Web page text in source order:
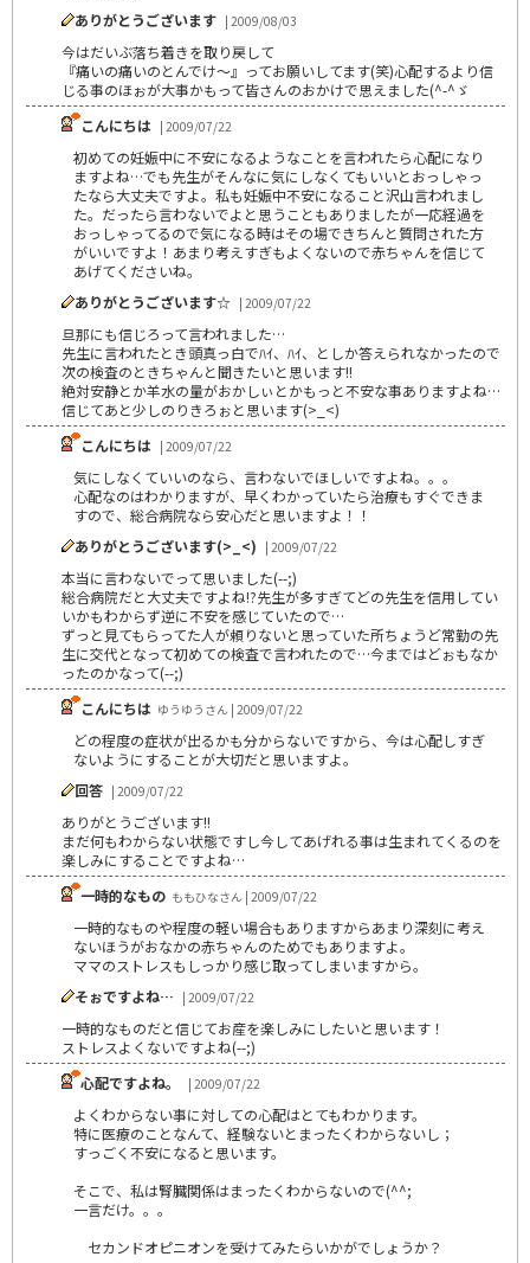
ありがとうございます | 2009/08/03
今はだいぶ落ち着きを取り戻して
『痛いの痛いのとんでけ～』ってお願いしてます(笑)心配するより信
じる事のほぉが大事かもって皆さんのおかけで思えました(^-^ゞ
こんにちは | 2009/07/22
初めての妊娠中に不安になるようなことを言われたら心配になり
ますよね…でも先生がそんなに気にしなくてもいいとおっしゃっ
たなら大丈夫ですよ。私も妊娠中不安になること沢山言われまし
た。だったら言わないでよと思うこともありましたが一応経過を
おっしゃってるので気になる時はその場できちんと質問された方
がいいですよ！あまり考えすぎもよくないので赤ちゃんを信じて
あげてくださいね。
ありがとうございます☆ | 2009/07/22
旦那にも信じろって言われました…
先生に言われたとき頭真っ白でﾊｲ、ﾊｲ、としか答えられなかったので
次の検査のときちゃんと聞きたいと思います!!
絶対安静とか羊水の量がおかしぃとかもっと不安な事ありますよね…
信じてあと少しのりきろぉと思います(>_<)
こんにちは | 2009/07/22
気にしなくていいのなら、言わないでほしいですよね。。。
心配なのはわかりますが、早くわかっていたら治療もすぐできま
すので、総合病院なら安心だと思いますよ！！
ありがとうございます(>_<) | 2009/07/22
本当に言わないでって思いました(--;)
総合病院だと大丈夫ですよね!?先生が多すぎてどの先生を信用してい
いかもわからず逆に不安を感じていたので…
ずっと見てもらってた人が頼りないと思っていた所ちょうど常勤の先
生に交代となって初めての検査で言われたので…今まではどぉもなか
ったのかなって(--;)
こんにちは ゆうゆうさん | 2009/07/22
どの程度の症状が出るかも分からないですから、今は心配しすぎ
ないようにすることが大切だと思いますよ。
回答 | 2009/07/22
ありがとうございます!!
まだ何もわからない状態ですし今してあげれる事は生まれてくるのを
楽しみにすることですよね…
一時的なもの ももひなさん | 2009/07/22
一時的なものや程度の軽い場合もありますからあまり深刻に考え
ないほうがおなかの赤ちゃんのためでもありますよ。
ママのストレスもしっかり感じ取ってしまいますから。
そぉですよね… | 2009/07/22
一時的なものだと信じてお産を楽しみにしたいと思います！
ストレスよくないですよね(--;)
心配ですよね。
| 2009/07/22
よくわからない事に対しての心配はとてもわかります。
特に医療のことなんて、経験ないとまったくわからないし；
すっごく不安になると思います。
そこで、私は腎臓関係はまったくわからないので(^^;
一言だけ。。。
セカンドオピニオンを受けてみたらいかがでしょうか？